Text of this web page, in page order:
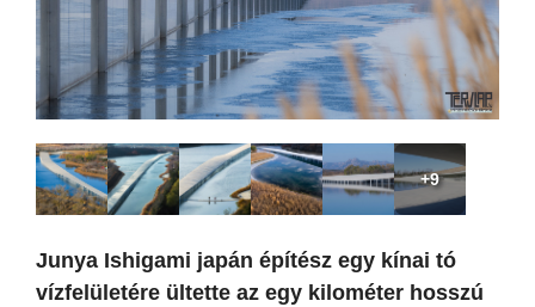
+9
Junya Ishigami japán építész egy kínai tó
vízfelületére ültette az egy kilométer hosszú